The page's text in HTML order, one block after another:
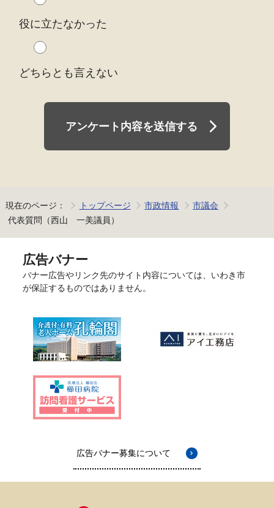
役に立たなかった
どちらとも言えない
アンケート内容を送信する
現在のページ： トップページ 市政情報
市議会
代表質問（西山 一美議員）
広告バナー
バナー広告やリンク先のサイト内容については、いわき市
が保証するものではありません。
広告バナー募集について